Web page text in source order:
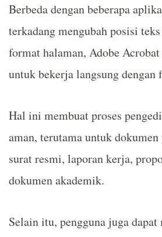
Berbeda dengan beberapa
terkadang mengubah posisi
format halaman, Adobe
untuk bekerja langsung dengan
Hal ini membuat proses
aman, terutama untuk
surat resmi, laporan kerja,
dokumen akademik.
Selain itu, pengguna juga dapat